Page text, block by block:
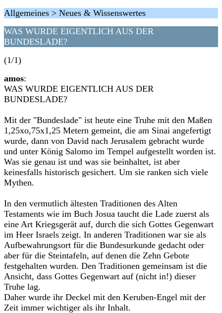
Allgemeines > Neues & Wissenswertes
WAS WURDE EIGENTLICH AUS DER
BUNDESLADE?
(1/1)
amos:
WAS WURDE EIGENTLICH AUS DER
BUNDESLADE?
Mit der "Bundeslade" ist heute eine Truhe mit den Maßen
1,25xo,75x1,25 Metern gemeint, die am Sinai angefertigt
wurde, dann von David nach Jerusalem gebracht wurde
und unter König Salomo im Tempel aufgestellt worden ist.
Was sie genau ist und was sie beinhaltet, ist aber
keinesfalls historisch gesichert. Um sie ranken sich viele
Mythen.
In den vermutlich ältesten Traditionen des Alten
Testaments wie im Buch Josua taucht die Lade zuerst als
eine Art Kriegsgerät auf, durch die sich Gottes Gegenwart
im Heer Israels zeigt. In anderen Traditionen war sie als
Aufbewahrungsort für die Bundesurkunde gedacht oder
aber für die Steintafeln, auf denen die Zehn Gebote
festgehalten wurden. Den Traditionen gemeinsam ist die
Ansicht, dass Gottes Gegenwart auf (nicht in!) dieser
Truhe lag.
Daher wurde ihr Deckel mit den Keruben-Engel mit der
Zeit immer wichtiger als ihr Inhalt.